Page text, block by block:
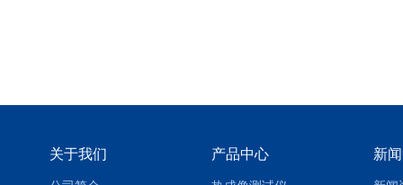
关于我们 产品中心 新